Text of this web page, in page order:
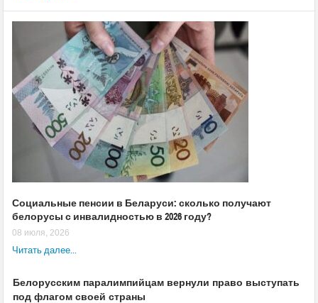
Социальные пенсии в Беларуси: сколько получают
белорусы с инвалидностью в 2026 году?
08 июля, 2026
Читать далее...
Белорусским паралимпийцам вернули право выступать
под флагом своей страны